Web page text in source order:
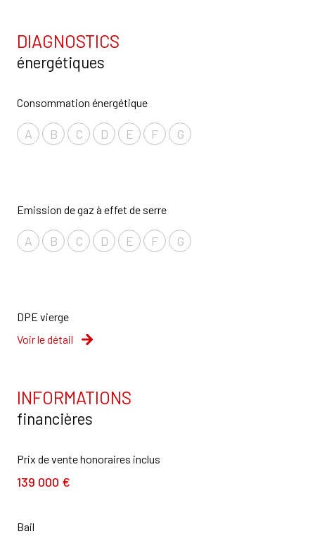
DIAGNOSTICS
énergétiques
Consommation énergétique
A B C D E F G
Emission de gaz à effet de serre
A B C D E F G
DPE vierge
Voir le détail
INFORMATIONS
financières
Prix de vente honoraires inclus
139 000 €
Bail